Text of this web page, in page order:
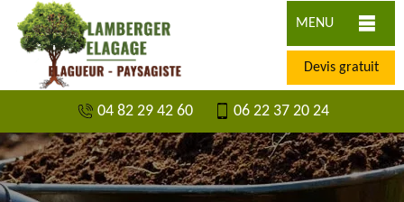
MENU
Devis gratuit
04 82 29 42 60 06 22 37 20 24